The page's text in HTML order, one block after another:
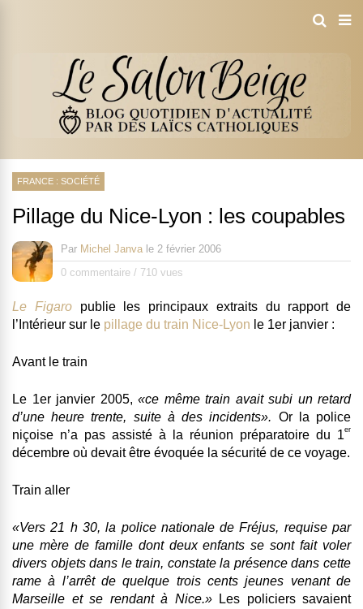
FRANCE : SOCIÉTÉ
Pillage du Nice-Lyon : les coupables
Par Michel Janva le 2 février 2006
0 commentaire / 710 vues
Le Figaropublie les principaux extraits du rapport de
l’Intérieur sur le pillage du train Nice-Lyon le 1er janvier :
Avant le train
Le 1er janvier 2005, «ce même train avait subi un retard
d’une heure trente, suite à des incidents». Or
la police
niçoise n’a pas assisté à la réunion préparatoire du 1er
décembre où devait être évoquée la sécurité de ce voyage.
Train aller
«Vers 21 h 30, la police nationale de Fréjus, requise par
une mère de famille dont deux enfants se sont fait voler
divers objets dans le train, constate la présence dans cette
rame à l’arrêt de quelque trois cents jeunes venant de
Marseille et se rendant à Nice.»Les policiers savaient